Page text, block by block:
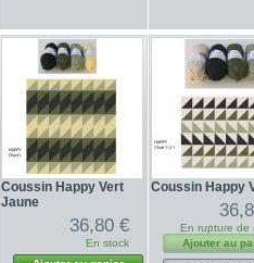
Coussin Happy Vert
Jaune
36,80 €
En stock
Coussin Happy
En rupture de
Ajouter au